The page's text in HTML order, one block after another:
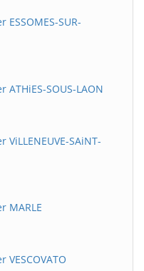
SUR-
SOUS-LAON
SAiNT-
MARLE